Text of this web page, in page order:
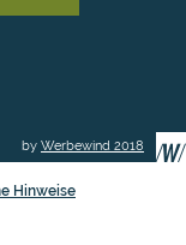
by Werbewind 2018
Hinweise